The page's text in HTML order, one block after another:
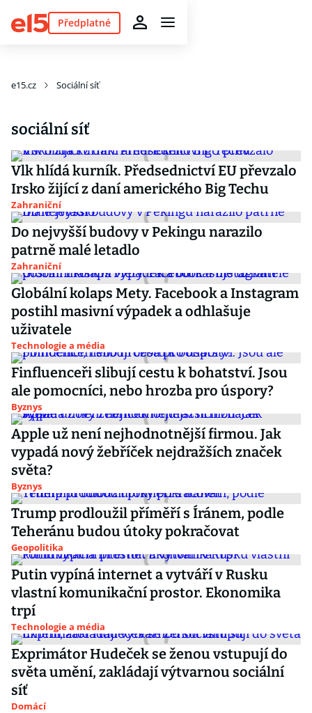
Předplatné
e15.cz Sociální síť
sociální síť
Vlk hlídá kurník. Předsednictví EU převzalo
Irsko žijící z daní amerického Big Techu
Zahraniční
Do nejvyšší budovy v Pekingu narazilo
patrně malé letadlo
Zahraniční
Globální kolaps Mety. Facebook a Instagram
postihl masivní výpadek a odhlašuje
uživatele
Technologie a média
Finfluenceři slibují cestu k bohatství. Jsou
ale pomocníci, nebo hrozba pro úspory?
Byznys
Apple už není nejhodnotnější firmou. Jak
vypadá nový žebříček nejdražších značek
světa?
Byznys
Trump prodloužil příměří s Íránem, podle
Teheránu budou útoky pokračovat
Geopolitika
Putin vypíná internet a vytváří v Rusku
vlastní komunikační prostor. Ekonomika
trpí
Technologie a média
Exprimátor Hudeček se ženou vstupují do
světa umění, zakládají výtvarnou sociální
síť
Domácí